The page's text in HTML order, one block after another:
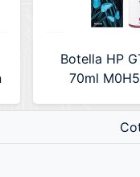
Botella HP
70ml